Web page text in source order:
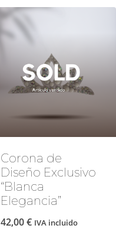
Corona de
Diseño Exclusivo
“Blanca
Elegancia”
42,00€ IVA incluido